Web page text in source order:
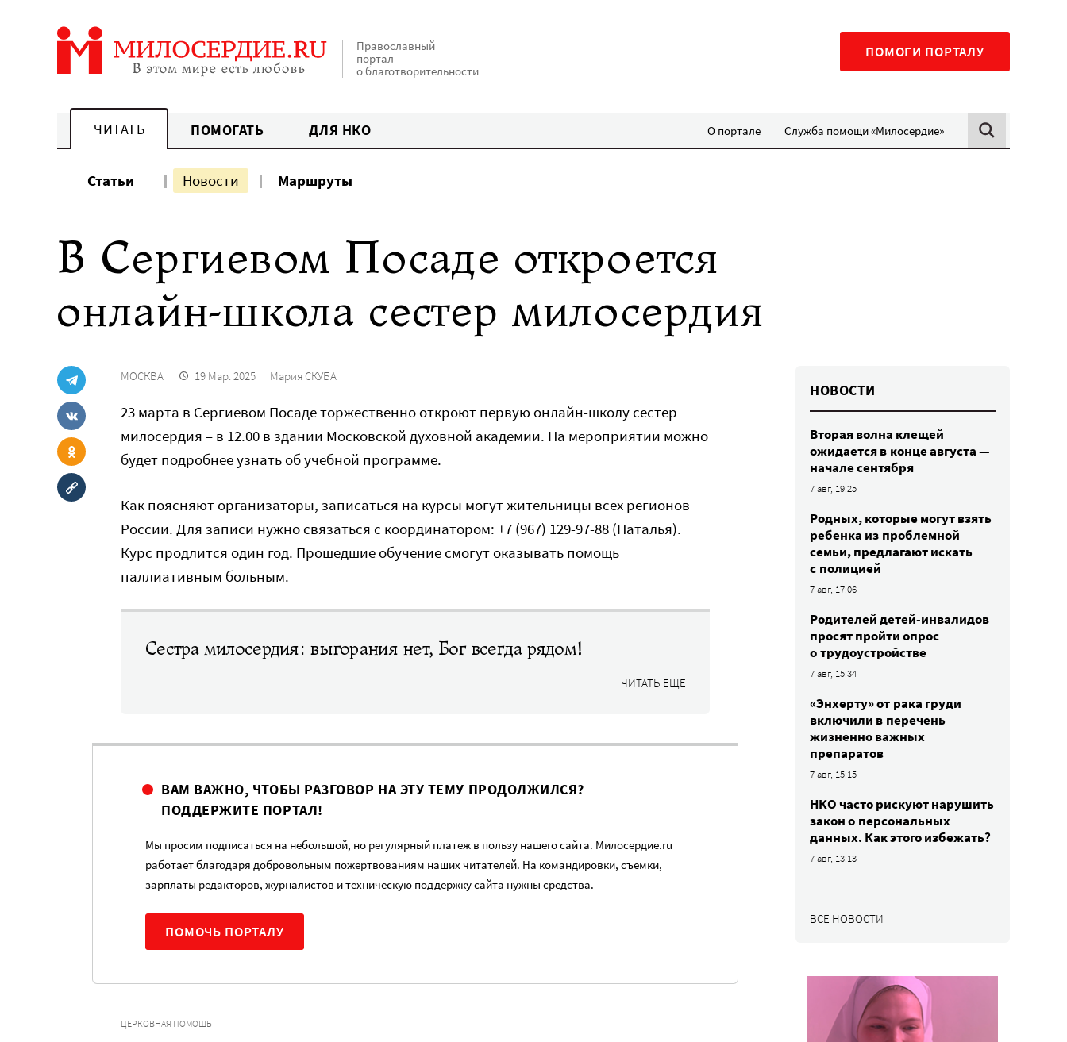
Православный
портал
о благотворительности
ПОМОГИ ПОРТАЛУ
ЧИТАТЬ ПОМОГАТЬ ДЛЯ НКО О портале Служба помощи «Милосердие»
Статьи Новости Маршруты
В Сергиевом Посаде откроется
онлайн-школа сестер милосердия
МОСКВА 19 Мар. 2025 Мария СКУБА
23 марта в Сергиевом Посаде торжественно откроют первую онлайн-школу сестер
милосердия – в 12.00 в здании Московской духовной академии. На мероприятии можно
будет подробнее узнать об учебной программе.
Как поясняют организаторы, записаться на курсы могут жительницы всех регионов
России. Для записи нужно связаться с координатором: +7 (967) 129-97-88 (Наталья).
Курс продлится один год. Прошедшие обучение смогут оказывать помощь
паллиативным больным.
Сестра милосердия: выгорания нет, Бог всегда рядом!
ЧИТАТЬ ЕЩЕ
ВАМ ВАЖНО, ЧТОБЫ РАЗГОВОР НА ЭТУ ТЕМУ ПРОДОЛЖИЛСЯ?
ПОДДЕРЖИТЕ ПОРТАЛ!
Мы просим подписаться на небольшой, но регулярный платеж в пользу нашего сайта. Милосердие.ru
работает благодаря добровольным пожертвованиям наших читателей. На командировки, съемки,
зарплаты редакторов, журналистов и техническую поддержку сайта нужны средства.
ПОМОЧЬ ПОРТАЛУ
ЦЕРКОВНАЯ ПОМОЩЬ
НОВОСТИ
Вторая волна клещей
ожидается в конце августа —
начале сентября
7 авг, 19:25
Родных, которые могут взять
ребенка из проблемной
семьи, предлагают искать
с полицией
7 авг, 17:06
Родителей детей-инвалидов
просят пройти опрос
о трудоустройстве
7 авг, 15:34
«Энхерту» от рака груди
включили в перечень
жизненно важных
препаратов
7 авг, 15:15
НКО часто рискуют нарушить
закон о персональных
данных. Как этого избежать?
7 авг, 13:13
ВСЕ НОВОСТИ